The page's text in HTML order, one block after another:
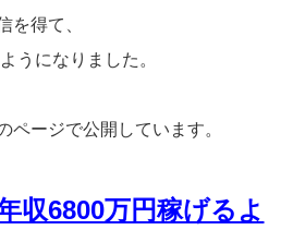
を得て、
うになりました。
ページで公開しています。
収6800万円稼げるよ